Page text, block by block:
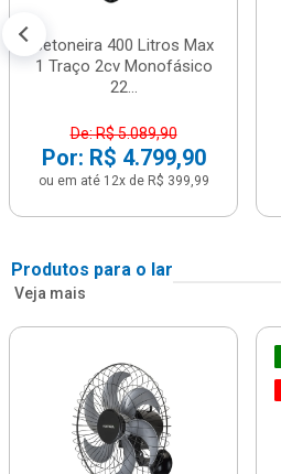
Betoneira 400 Litros Max
1 Traço 2cv Monofásico
22...
De: R$ 5.089,90
Por: R$ 4.799,90
ou em até 12x de R$ 399,99
Produtos para o lar
Veja mais